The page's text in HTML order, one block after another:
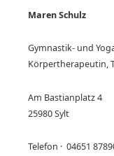
Maren Schulz
Gymnastik- und
Körpertherapeutin,
Am Bastianplatz 4
25980 Sylt
Telefon · 04651